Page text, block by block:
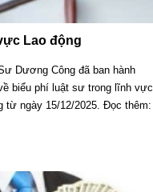
Lao động
Dương Công đã ban hành
biểu phí luật sư trong lĩnh vực
từ ngày 15/12/2025. Đọc thêm: